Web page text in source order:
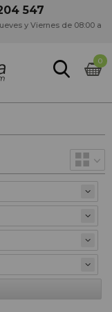
547
y Viernes de 08:00 a
0